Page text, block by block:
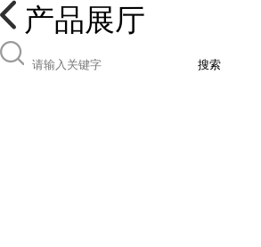
产品展厅
搜索